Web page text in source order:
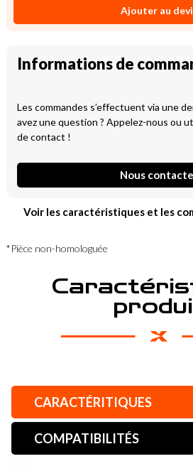
Ajouter au
Informations de
Les commandes s’effectuent via une
avez une question ? Appelez-nous ou
de contact !
Nous
Voir les caractéristiques et les
*Pièce non-homologuée
CARACTÉRITIQUES
COMPATIBILITÉS